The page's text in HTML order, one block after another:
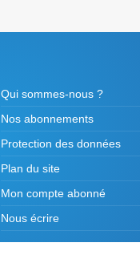
Qui sommes-nous ?
Nos abonnements
Protection des données
Plan du site
Mon compte abonné
Nous écrire